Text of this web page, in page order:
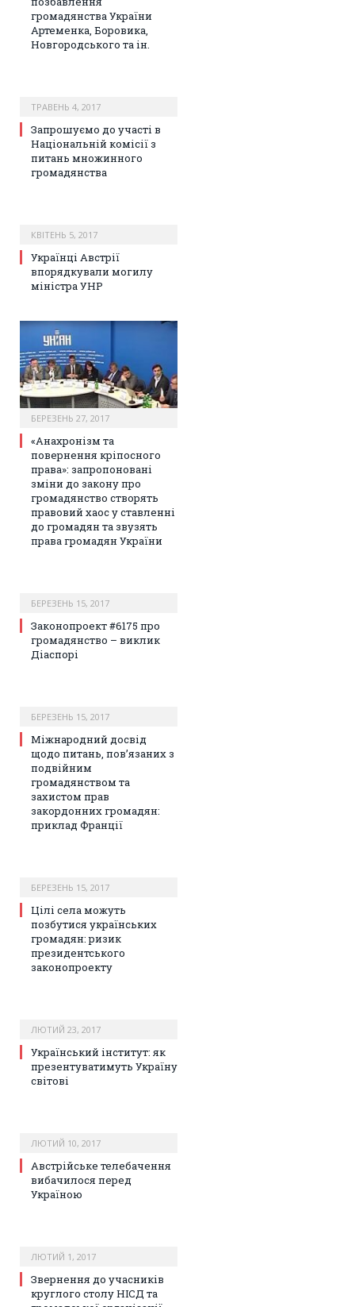
громадянства України
Артеменка, Боровика,
Новгородського та ін.
ТРАВЕНЬ 4, 2017
Запрошуємо до участі в
Національній комісії з
питань множинного
громадянства
КВІТЕНЬ 5, 2017
Українці Австрії
впорядкували могилу
міністра УНР
БЕРЕЗЕНЬ 27, 2017
«Анахронізм та
повернення кріпосного
права»: запропоновані
зміни до закону про
громадянство створять
правовий хаос у ставленні
до громадян та звузять
права громадян України
БЕРЕЗЕНЬ 15, 2017
Законопроект #6175 про
громадянство – виклик
Діаспорі
БЕРЕЗЕНЬ 15, 2017
Mіжнародний досвід
щодо питань, пов’язаних з
подвійним
громадянством та
захистом прав
закордонних громадян:
приклад Франції
БЕРЕЗЕНЬ 15, 2017
Цілі села можуть
позбутися українських
громадян: ризик
президентського
законопроекту
ЛЮТИЙ 23, 2017
Український інститут: як
презентуватимуть Україну
світові
ЛЮТИЙ 10, 2017
Австрійське телебачення
вибачилося перед
Україною
ЛЮТИЙ 1, 2017
Звернення до учасників
круглого столу НІСД та